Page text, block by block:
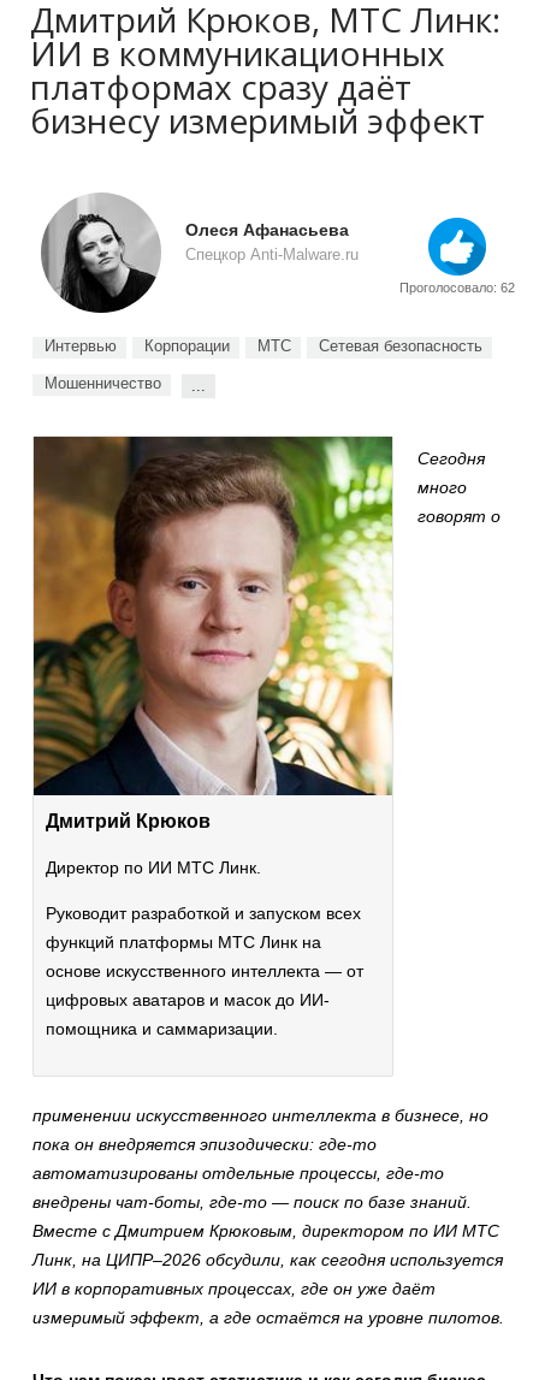
Дмитрий Крюков, МТС Линк:
ИИ в коммуникационных
платформах сразу даёт
бизнесу измеримый эффект
Олеся Афанасьева
Спецкор Anti-Malware.ru
Проголосовало: 62
Интервью Корпорации МТС Сетевая безопасность
Мошенничество ...
Дмитрий Крюков
Директор по ИИ МТС Линк.
Руководит разработкой и запуском всех
функций платформы МТС Линк на
основе искусственного интеллекта — от
цифровых аватаров и масок до ИИ-
помощника и саммаризации.
Сегодня
много
говорят о
применении искусственного интеллекта в бизнесе, но
пока он внедряется эпизодически: где-то
автоматизированы отдельные процессы, где-то
внедрены чат-боты, где-то — поиск по базе знаний.
Вместе с Дмитрием Крюковым, директором по ИИ МТС
Линк, на ЦИПР–2026 обсудили, как сегодня используется
ИИ в корпоративных процессах, где он уже даёт
измеримый эффект, а где остаётся на уровне пилотов.